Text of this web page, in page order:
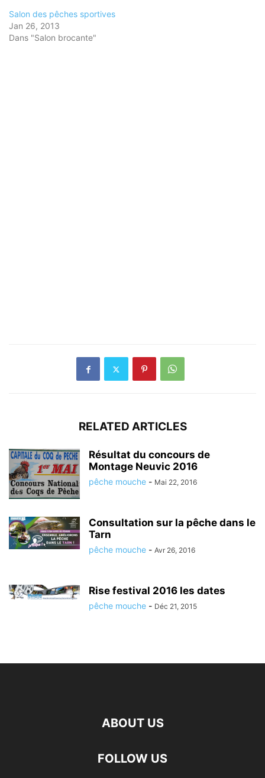
Salon des pêches sportives
Jan 26, 2013
Dans "Salon brocante"
RELATED ARTICLES
Résultat du concours de
Montage Neuvic 2016
pêche mouche - Mai 22, 2016
Consultation sur la pêche dans le
Tarn
pêche mouche - Avr 26, 2016
Rise festival 2016 les dates
pêche mouche - Déc 21, 2015
ABOUT US
FOLLOW US